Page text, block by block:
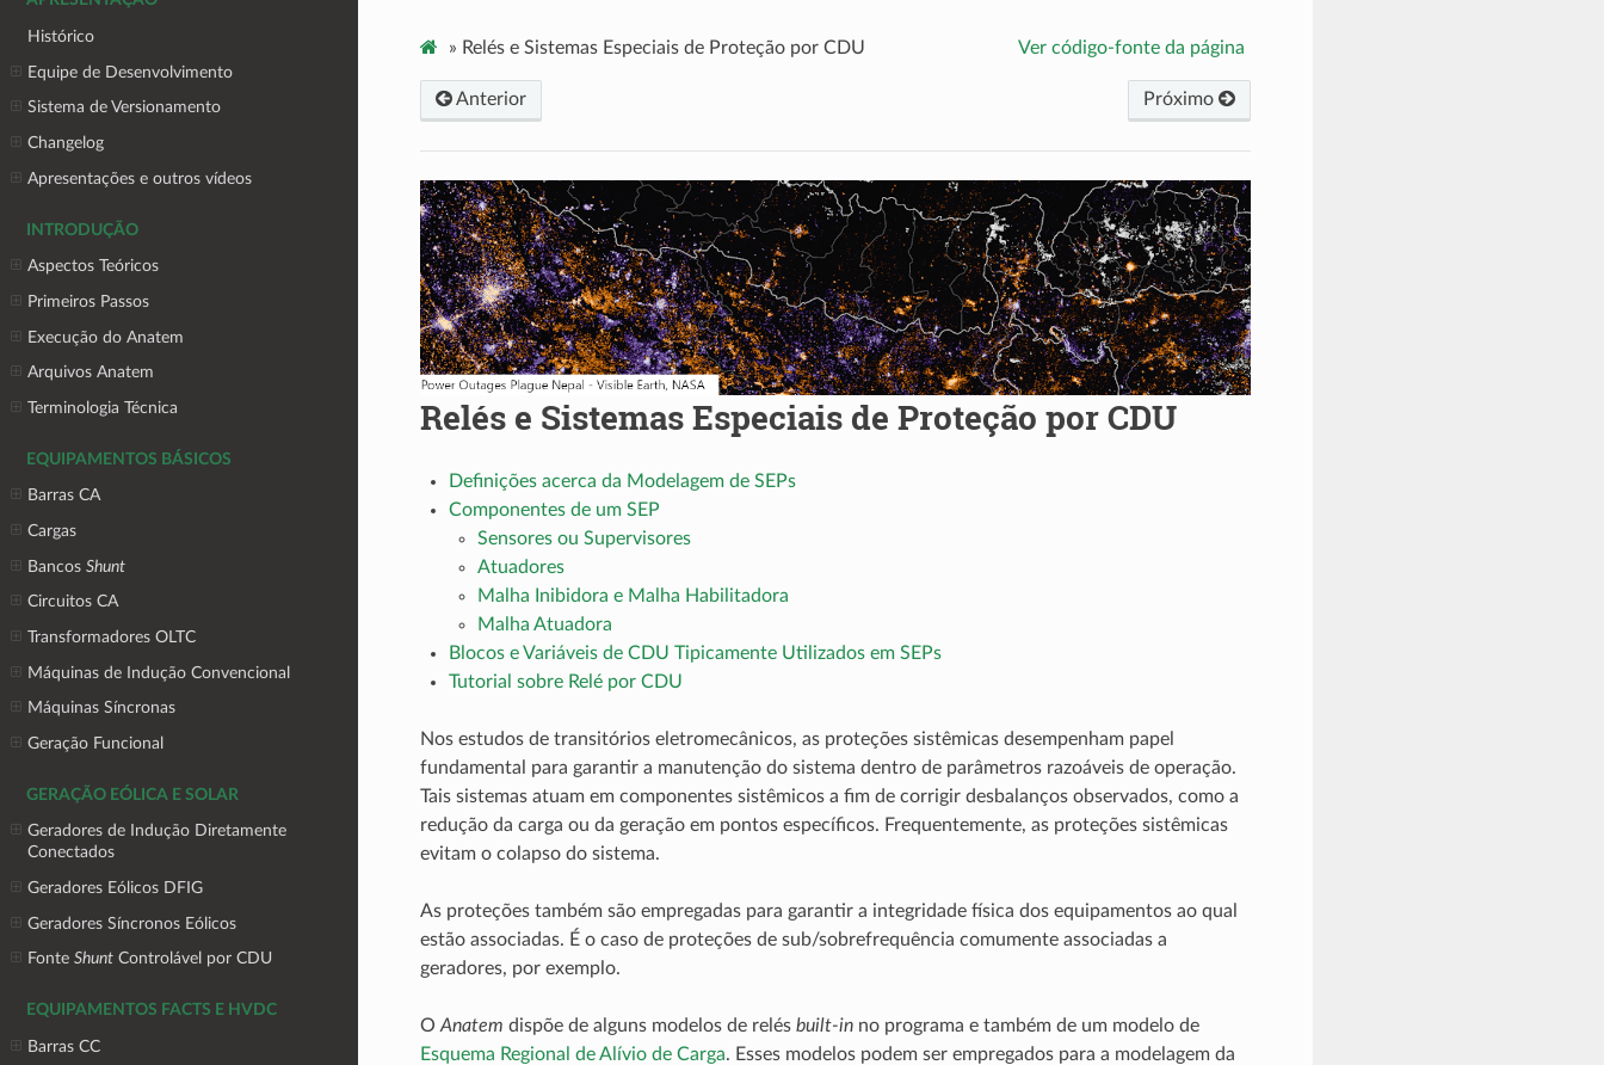
Histórico
Equipe de Desenvolvimento
Sistema de Versionamento
Changelog
Apresentações e outros vídeos
INTRODUÇÃO
Aspectos Teóricos
Primeiros Passos
Execução do Anatem
Arquivos Anatem
Terminologia Técnica
EQUIPAMENTOS BÁSICOS
Barras CA
Cargas
BancosShunt
Circuitos CA
Transformadores OLTC
Máquinas de Indução Convencional
Máquinas Síncronas
Geração Funcional
GERAÇÃO EÓLICA E SOLAR
Geradores de Indução Diretamente
Conectados
Geradores Eólicos DFIG
Geradores Síncronos Eólicos
FonteShunt Controlável por CDU
EQUIPAMENTOS FACTS E HVDC
Barras CC
» Relés e Sistemas Especiais de Proteção por CDU Ver código-fonte da página
Próximo
Anterior
Relés e Sistemas Especiais de Proteção por CDU
Definições acerca da Modelagem de SEPs
Componentes de um SEP
Sensores ou Supervisores
Atuadores
Malha Inibidora e Malha Habilitadora
Malha Atuadora
Blocos e Variáveis de CDU Tipicamente Utilizados em SEPs
Tutorial sobre Relé por CDU
Nos estudos de transitórios eletromecânicos, as proteções sistêmicas desempenham papel
fundamental para garantir a manutenção do sistema dentro de parâmetros razoáveis de operação.
Tais sistemas atuam em componentes sistêmicos a fim de corrigir desbalanços observados, como a
redução da carga ou da geração em pontos específicos. Frequentemente, as proteções sistêmicas
evitam o colapso do sistema.
As proteções também são empregadas para garantir a integridade física dos equipamentos ao qual
estão associadas. É o caso de proteções de sub/sobrefrequência comumente associadas a
geradores, por exemplo.
O Anatem dispõe de alguns modelos de relés built-inno programa e também de um modelo de
Esquema Regional de Alívio de Carga. Esses modelos podem ser empregados para a modelagem da